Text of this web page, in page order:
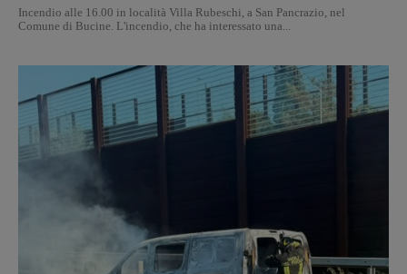
Incendio alle 16.00 in località Villa Rubeschi, a San Pancrazio, nel
Comune di Bucine. L'incendio, che ha interessato una...